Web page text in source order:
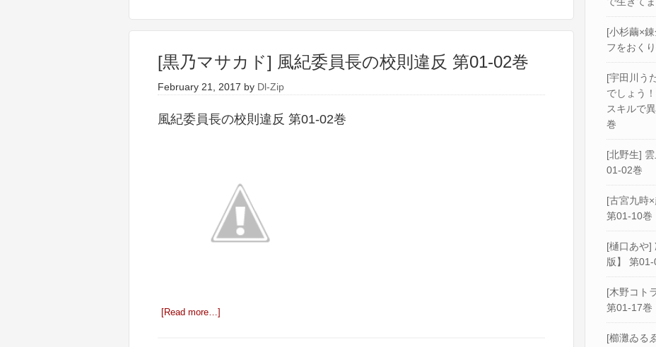
[黒乃マサカド] 風紀委員長の校則違反 第01-02巻
February 21, 2017 by Dl-Zip
風紀委員長の校則違反 第01-02巻
[Read more…]
[小杉繭×
フをおく
[宇田川う
でしょう
スキルで
巻
[北野生]
01-02巻
[古宮九時
第01-10巻
[樋口あや]
版】 第01-
[木野コト
第01-17巻
[櫛灘ゐる